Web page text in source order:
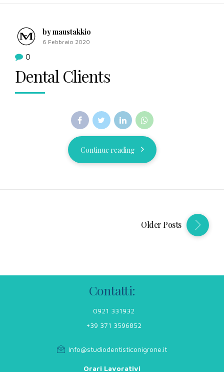
by maustakkio
6 Febbraio 2020
0
Dental Clients
Continue reading
Older Posts
Contatti:
0921 331932
+39 371 3596852
Info@studiodentisticonigrone.it
Orari Lavorativi